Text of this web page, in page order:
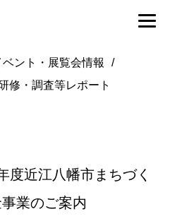
ベント・展覧会情報
修・調査等レポート
度近江八幡市まちづく
業のご案内